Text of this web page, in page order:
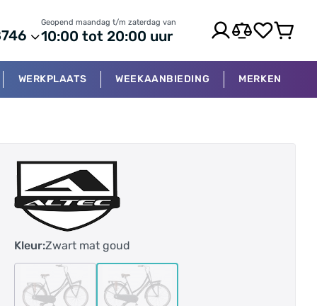
Geopend maandag t/m zaterdag van
10:00 tot 20:00 uur
WERKPLAATS WEEKAANBIEDING MERKEN
Kleur:Zwart mat goud